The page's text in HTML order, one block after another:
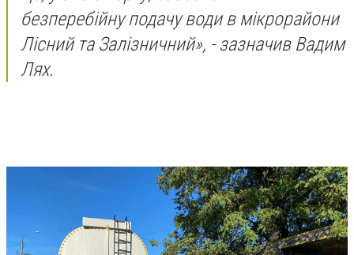
безперебійну подачу води в мікрорайони
Лісний та Залізничний», - зазначив Вадим
Лях.